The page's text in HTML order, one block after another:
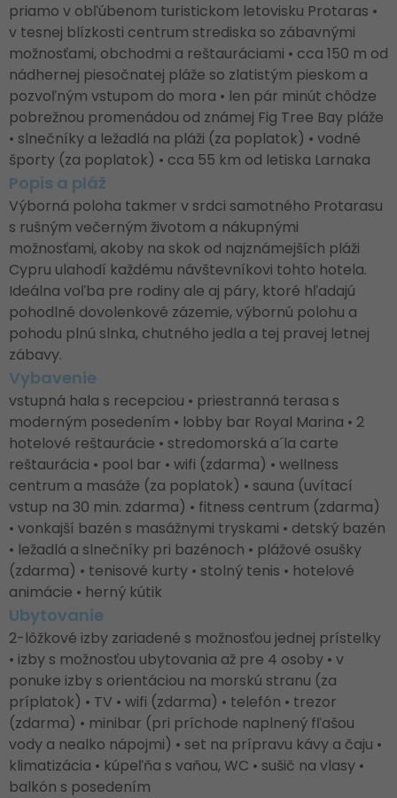
priamo v obľúbenom turistickom letovisku Protaras •
v tesnej blízkosti centrum strediska so zábavnými
možnosťami, obchodmi a reštauráciami • cca 150 m od
nádhernej piesočnatej pláže so zlatistým pieskom a
pozvoľným vstupom do mora • len pár minút chôdze
pobrežnou promenádou od známej Fig Tree Bay pláže
• slnečníky a ležadlá na pláži (za poplatok) • vodné
športy (za poplatok) • cca 55 km od letiska Larnaka
Popis a pláž
Výborná poloha takmer v srdci samotného Protarasu
s rušným večerným životom a nákupnými
možnosťami, akoby na skok od najznámejších pláži
Cypru ulahodí každému návštevníkovi tohto hotela.
Ideálna voľba pre rodiny ale aj páry, ktoré hľadajú
pohodlné dovolenkové zázemie, výbornú polohu a
pohodu plnú slnka, chutného jedla a tej pravej letnej
zábavy.
Vybavenie
vstupná hala s recepciou • priestranná terasa s
moderným posedením • lobby bar Royal Marina • 2
hotelové reštaurácie • stredomorská a´la carte
reštaurácia • pool bar • wifi (zdarma) • wellness
centrum a masáže (za poplatok) • sauna (uvítací
vstup na 30 min. zdarma) • fitness centrum (zdarma)
• vonkajší bazén s masážnymi tryskami • detský bazén
• ležadlá a slnečníky pri bazénoch • plážové osušky
(zdarma) • tenisové kurty • stolný tenis • hotelové
animácie • herný kútik
Ubytovanie
2-lôžkové izby zariadené s možnosťou jednej prístelky
• izby s možnosťou ubytovania až pre 4 osoby • v
ponuke izby s orientáciou na morskú stranu (za
príplatok) • TV • wifi (zdarma) • telefón • trezor
(zdarma) • minibar (pri príchode naplnený fľašou
vody a nealko nápojmi) • set na prípravu kávy a čaju •
klimatizácia • kúpeľňa s vaňou, WC • sušič na vlasy •
balkón s posedením